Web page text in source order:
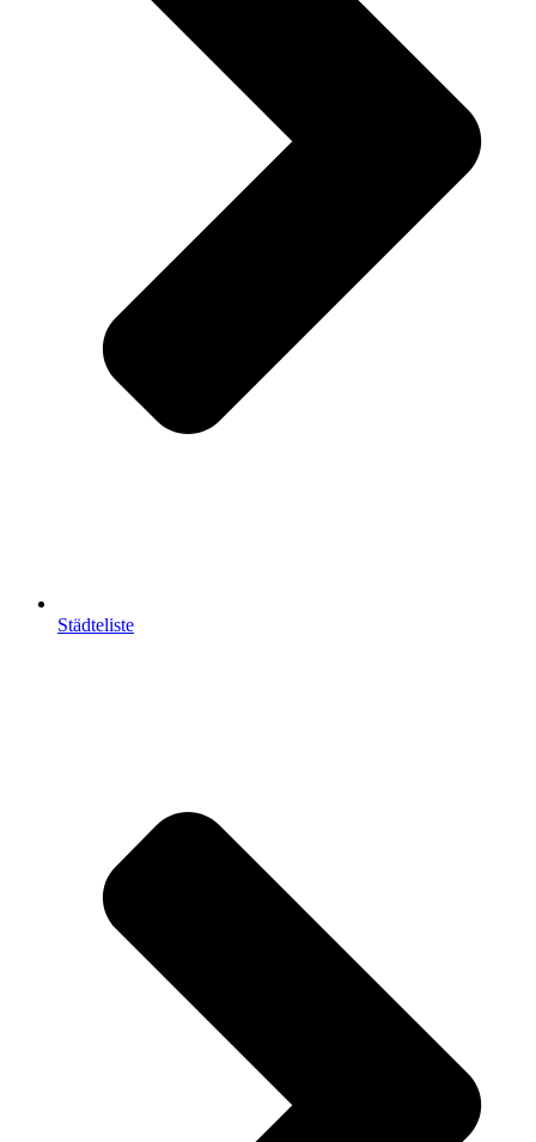
Städteliste